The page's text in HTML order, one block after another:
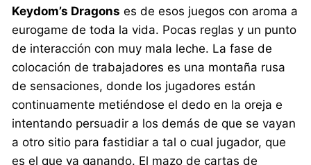
Keydom’s Dragons es de esos juegos con aroma a
eurogame de toda la vida. Pocas reglas y un punto
de interacción con muy mala leche. La fase de
colocación de trabajadores es una montaña rusa
de sensaciones, donde los jugadores están
continuamente metiéndose el dedo en la oreja e
intentando persuadir a los demás de que se vayan
a otro sitio para fastidiar a tal o cual jugador, que
es el que va ganando. El mazo de cartas de